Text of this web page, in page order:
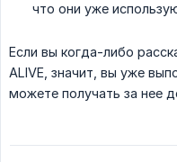
что они уже
Если вы когда-либо
ALIVE, значит, вы уже
можете получать за нее